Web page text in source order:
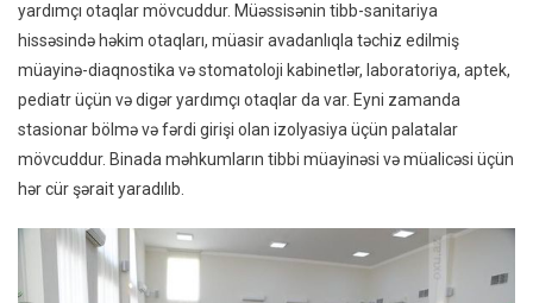
yardımçı otaqlar mövcuddur. Müəssisənin tibb-sanitariya
hissəsində həkim otaqları, müasir avadanlıqla təchiz edilmiş
müayinə-diaqnostika və stomatoloji kabinetlər, laboratoriya, aptek,
pediatr üçün və digər yardımçı otaqlar da var. Eyni zamanda
stasionar bölmə və fərdi girişi olan izolyasiya üçün palatalar
mövcuddur. Binada məhkumların tibbi müayinəsi və müalicəsi üçün
hər cür şərait yaradılıb.